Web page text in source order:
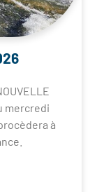
mercredi
à